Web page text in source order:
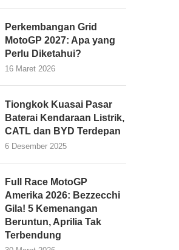
Perkembangan Grid
MotoGP 2027: Apa yang
Perlu Diketahui?
16 Maret 2026
Tiongkok Kuasai Pasar
Baterai Kendaraan Listrik,
CATL dan BYD Terdepan
6 Desember 2025
Full Race MotoGP
Amerika 2026: Bezzecchi
Gila! 5 Kemenangan
Beruntun, Aprilia Tak
Terbendung